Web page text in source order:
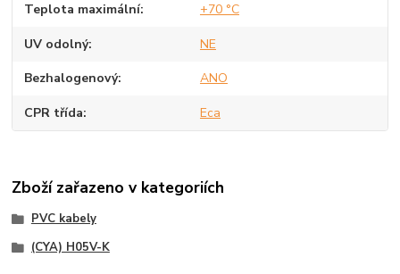
Teplota maximální +70 °C
UV odolný NE
Bezhalogenový ANO
CPR třída Eca
Zboží zařazeno v kategoriích
PVC kabely
(CYA) H05V-K